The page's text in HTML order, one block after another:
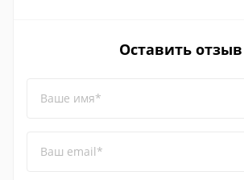
Оставить отзыв
Ваше имя*
Ваш email*